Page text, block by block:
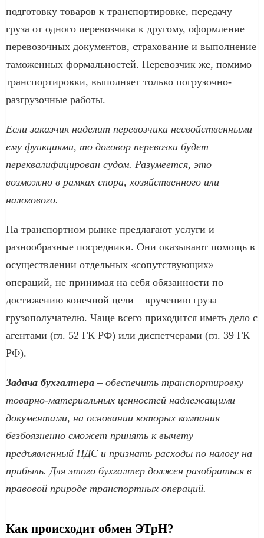
подготовку товаров к транспортировке, передачу
груза от одного перевозчика к другому, оформление
перевозочных документов, страхование и выполнение
таможенных формальностей. Перевозчик же, помимо
транспортировки, выполняет только погрузочно-
разгрузочные работы.
Если заказчик наделит перевозчика несвойственными
ему функциями, то договор перевозки будет
переквалифицирован судом. Разумеется, это
возможно в рамках спора, хозяйственного или
налогового.
На транспортном рынке предлагают услуги и
разнообразные посредники. Они оказывают помощь в
осуществлении отдельных «сопутствующих»
операций, не принимая на себя обязанности по
достижению конечной цели – вручению груза
грузополучателю. Чаще всего приходится иметь дело с
агентами (гл. 52 ГК РФ) или диспетчерами (гл. 39 ГК
РФ).
Задача бухгалтера – обеспечить транспортировку
товарно-материальных ценностей надлежащими
документами, на основании которых компания
безбоязненно сможет принять к вычету
предъявленный НДС и признать расходы по налогу на
прибыль. Для этого бухгалтер должен разобраться в
правовой природе транспортных операций.
Как происходит обмен ЭТрН?